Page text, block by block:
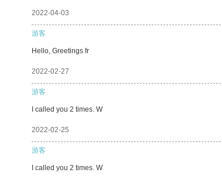
2022-04-03
游客
Hello, Greetings fr
2022-02-27
游客
I called you 2 times. W
2022-02-25
游客
I called you 2 times. W